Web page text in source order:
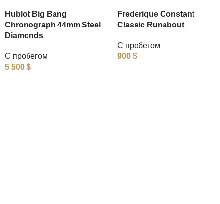
Hublot Big Bang
Chronograph 44mm Steel
Diamonds
С пробегом
5 500 $
Frederique Constant
Classic Runabout
С пробегом
900 $